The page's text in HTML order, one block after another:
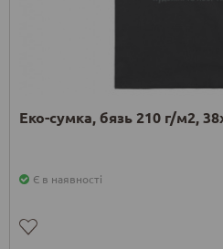
Еко-сумка, бязь 210 г/м2,
Є в наявності